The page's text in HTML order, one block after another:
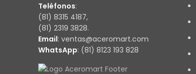
Teléfonos:
(81) 8315 4187,
(81) 2319 3828.
Email: ventas@aceromart.com
WhatsApp: (81) 8123 193 828